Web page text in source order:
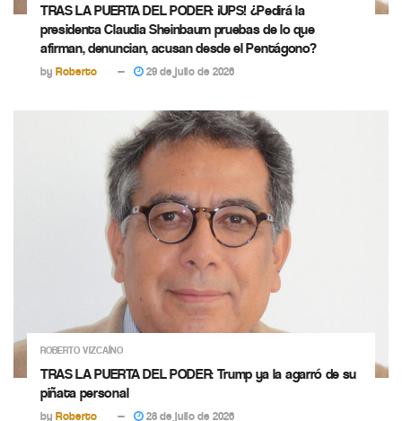
TRAS LA PUERTA DEL PODER: ¡UPS! ¿Pedirá la
presidenta Claudia Sheinbaum pruebas de lo que
afirman, denuncian, acusan desde el Pentágono?
by Roberto 29 de julio de 2026
ROBERTO VIZCAÍNO
TRAS LA PUERTA DEL PODER: Trump ya la agarró de su
piñata personal
by Roberto 28 de julio de 2026